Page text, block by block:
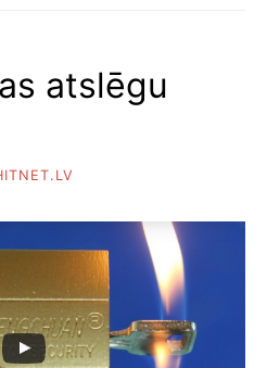
atslēgu